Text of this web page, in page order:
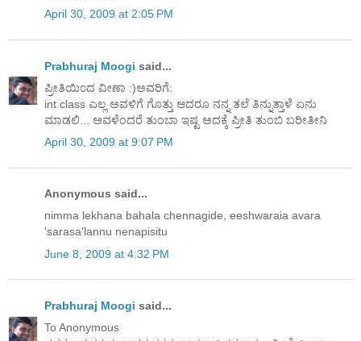
April 30, 2009 at 2:05 PM
Prabhuraj Moogi said...
ಪ್ರೀತಿಯಿ೦ದ ವೀಣಾ :)ಅವರಿಗೆ:
int class ಎಲ್ಲ ಅವಳಿಗೆ ಗೊತ್ತು ಆದರೂ ನನ್ನ ತಲೆ ತಿನ್ನುತ್ತಾಳೆ ಏನು
ಮಾಡಲಿ... ಅವಳೆಂದರೆ ತುಂಬಾ ಇಷ್ಟ ಅದಕ್ಕೆ ಪ್ರೀತಿ ತುಂಬಿ ಬರೀತೀನಿ
April 30, 2009 at 9:07 PM
Anonymous said...
nimma lekhana bahala chennagide, eeshwaraia avara
'sarasa'lannu nenapisitu
June 8, 2009 at 4:32 PM
Prabhuraj Moogi said...
To Anonymous